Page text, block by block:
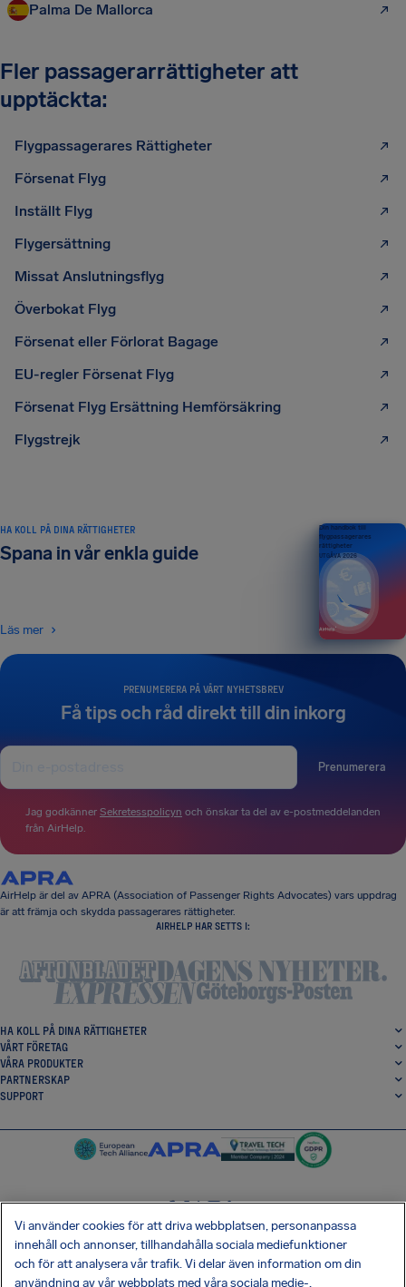
Palma De Mallorca
Fler passagerarrättigheter att
upptäckta:
Flygpassagerares Rättigheter
Försenat Flyg
Inställt Flyg
Flygersättning
Missat Anslutningsflyg
Överbokat Flyg
Försenat eller Förlorat Bagage
EU-regler Försenat Flyg
Försenat Flyg Ersättning Hemförsäkring
Flygstrejk
PRENUMERERA PÅ VÅRT NYHETSBREV
Få tips och råd direkt till din inkorg
Prenumerera
Jag godkänner Sekretesspolicyn och önskar ta del av e-postmeddelanden
från AirHelp.
HA KOLL PÅ DINA RÄTTIGHETER
Spana in vår enkla guide
Läs mer
Din handbok till
flygpassagerares
rättigheter
UTGÅVA 2026
AirHelp är del av APRA (Association of Passenger Rights Advocates) vars uppdrag
är att främja och skydda passagerares rättigheter.
AIRHELP HAR SETTS I:
HA KOLL PÅ DINA RÄTTIGHETER
VÅRT FÖRETAG
VÅRA PRODUKTER
PARTNERSKAP
SUPPORT
SocialFacebook
SocialTwitter
SocialInstagram
SocialLinkedin
HÄMTA VÅR GRATIS-APP
Vi använder cookies för att driva webbplatsen, personanpassa
innehåll och annonser, tillhandahålla sociala mediefunktioner
och för att analysera vår trafik. Vi delar även information om din
användning av vår webbplats med våra sociala medie-,